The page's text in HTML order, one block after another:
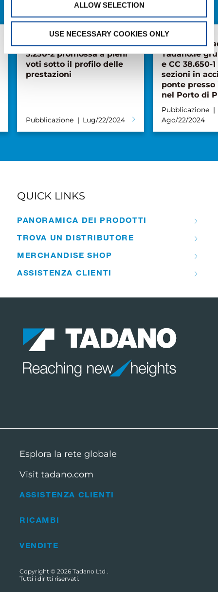
ALLOW SELECTION
USE NECESSARY COOKIES ONLY
La nuova Tadano AC
5.250-2 promossa a pieni
voti sotto il profilo delle
prestazioni
Pubblicazione Lug/22/2024
Gioco di
Tadano:le gru
e CC 38.650-
sezioni in
ponte
nel Porto di
Pubblicazione
Ago/22/2024
QUICK LINKS
PANORAMICA DEI PRODOTTI
TROVA UN DISTRIBUTORE
MERCHANDISE SHOP
ASSISTENZA CLIENTI
ASSISTENZA CLIENTI
RICAMBI
VENDITE
Esplora la rete globale
Visit tadano.com
Copyright © 2026 Tadano Ltd .
Tutti i diritti riservati.